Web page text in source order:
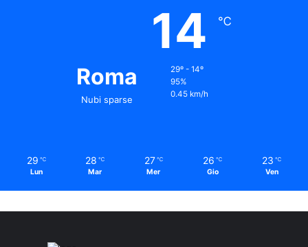
Roma
Nubi sparse
14 ℃
29º - 14º
95%
0.45 km/h
29 ℃
Lun
28 ℃
Mar
27 ℃
Mer
26 ℃
Gio
23 ℃
Ven